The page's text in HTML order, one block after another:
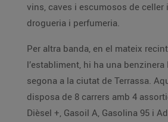
vins, caves i escumosos de celler
drogueria i perfumeria.
Per altra banda, en el mateix
l’establiment, hi ha una benzinera
segona a la ciutat de Terrassa.
disposa de 8 carrers amb 4
Dièsel +, Gasoil A, Gasolina 95 i